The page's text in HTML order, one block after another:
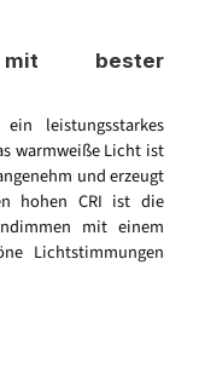
bester
leistungsstarkes
warmweiße Licht ist
und erzeugt
hohen CRI ist die
mit einem
Lichtstimmungen